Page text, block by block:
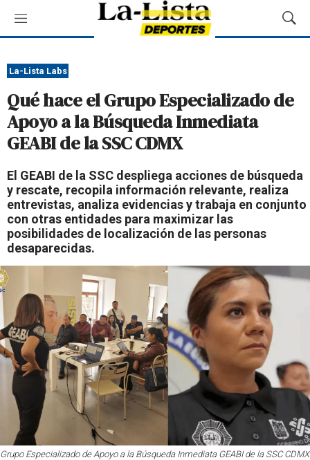
M
e
ú
M
o
a
r
q
u
e
d
La-Lista Labs
Qué hace el Grupo Especializado de
Apoyo a la Búsqueda Inmediata
GEABI de la SSC CDMX
El GEABI de la SSC despliega acciones de búsqueda
y rescate, recopila información relevante, realiza
entrevistas, analiza evidencias y trabaja en conjunto
con otras entidades para maximizar las
posibilidades de localización de las personas
desaparecidas.
Grupo Especializado de Apoyo a la Búsqueda Inmediata GEABI de la SSC CDMX